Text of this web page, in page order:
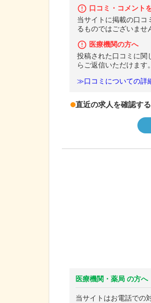
口コミ・コメント
当サイトに掲載の口コ
るものではございませ
医療機関の方へ
投稿された口コミに関
らご返信いただけます。
≫口コミについての詳
直近の求人を確認する
医療機関・薬局 の方へ
当サイトはお電話での